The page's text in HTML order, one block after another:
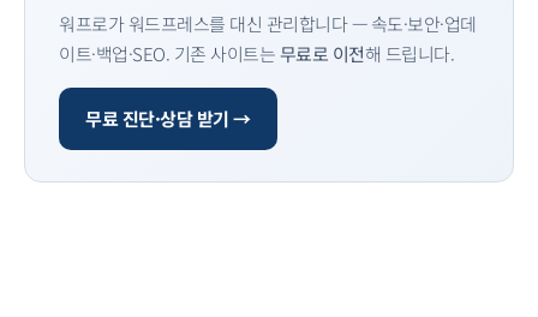
워프로가 워드프레스를 대신 관리합니다 — 속도·보안·업데
이트·백업·SEO. 기존 사이트는무료로 이전해 드립니다.
무료 진단·상담 받기 →